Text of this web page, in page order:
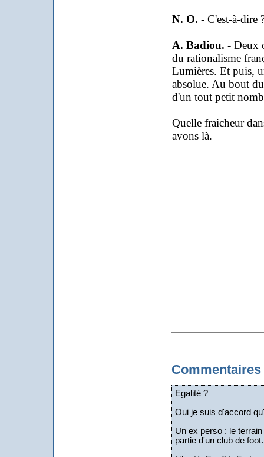
N. O. - C'est-à-dire
A. Badiou. - Deux
du rationalisme
Lumières. Et puis,
absolue. Au bout
d'un tout petit
Quelle fraicheur
avons là.
Commentaires
Egalité ?
Oui je suis d'accord
Un ex perso : le
partie d'un club de foot.